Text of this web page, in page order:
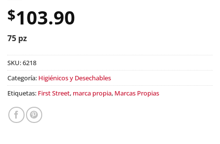
$103.90
75 pz
SKU:6218
Categoría: Higiénicos y Desechables
Etiquetas: First Street, marca propia, Marcas Propias